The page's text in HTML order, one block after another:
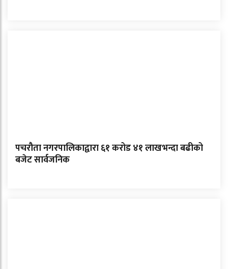
पचरौता नगरपालिकाद्वारा ६१ करोड ४१ लाखभन्दा बढीको
बजेट सार्वजनिक